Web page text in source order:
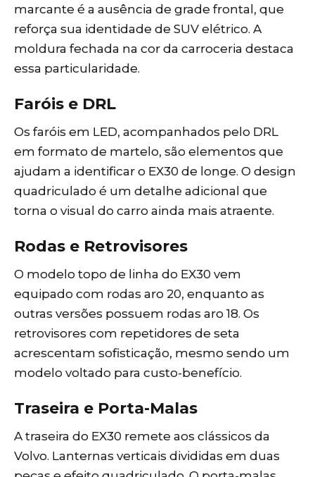
marcante é a ausência de grade frontal, que
reforça sua identidade de SUV elétrico. A
moldura fechada na cor da carroceria destaca
essa particularidade.
Faróis e DRL
Os faróis em LED, acompanhados pelo DRL
em formato de martelo, são elementos que
ajudam a identificar o EX30 de longe. O design
quadriculado é um detalhe adicional que
torna o visual do carro ainda mais atraente.
Rodas e Retrovisores
O modelo topo de linha do EX30 vem
equipado com rodas aro 20, enquanto as
outras versões possuem rodas aro 18. Os
retrovisores com repetidores de seta
acrescentam sofisticação, mesmo sendo um
modelo voltado para custo-benefício.
Traseira e Porta-Malas
A traseira do EX30 remete aos clássicos da
Volvo. Lanternas verticais divididas em duas